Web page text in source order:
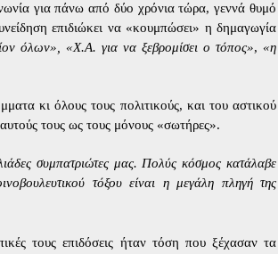
για πάνω από δύο χρόνια τώρα, γεννά θυμό
επιδιώκει να «κουμπώσει» η δημαγωγία
όλων», «Χ.Α. για να ξεβρομίσει ο τόπος», «η
κι όλους τους πολιτικούς, και του αστικού
τους ως τους μόνους «σωτήρες».
συμπατριώτες μας. Πολύς κόσμος κατάλαβε
τόξου είναι η μεγάλη πληγή της
τους επιδόσεις ήταν τόση που ξέχασαν τα